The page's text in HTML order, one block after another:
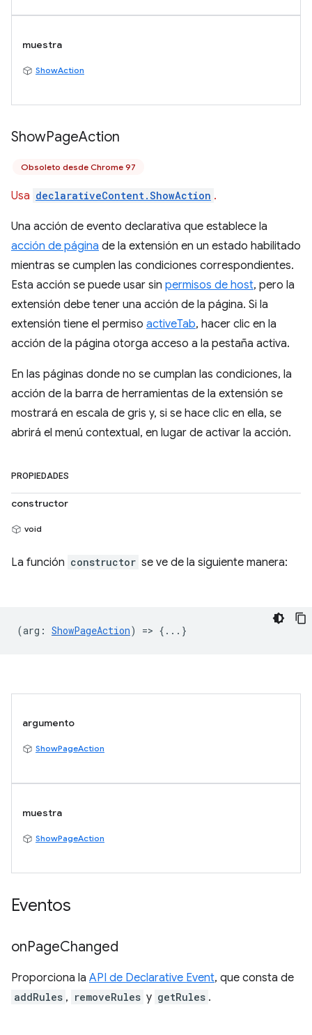
muestra
ShowAction
ShowPageAction
Obsoleto desde Chrome 97
Usa declarativeContent.ShowAction .
Una acción de evento declarativa que establece la
acción de página de la extensión en un estado habilitado
mientras se cumplen las condiciones correspondientes.
Esta acción se puede usar sin permisos de host, pero la
extensión debe tener una acción de la página. Si la
extensión tiene el permiso activeTab, hacer clic en la
acción de la página otorga acceso a la pestaña activa.
En las páginas donde no se cumplan las condiciones, la
acción de la barra de herramientas de la extensión se
mostrará en escala de gris y, si se hace clic en ella, se
abrirá el menú contextual, en lugar de activar la acción.
PROPIEDADES
constructor
void
La función constructor se ve de la siguiente manera:
(arg : ShowPageAction) => {...}
argumento
ShowPageAction
muestra
ShowPageAction
Eventos
onPageChanged
Proporciona la API de Declarative Event, que consta de
addRules , removeRules y getRules .